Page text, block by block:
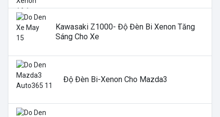
Kawasaki Z1000- Độ Đèn Bi Xenon Tăng
Sáng Cho Xe
Độ Đèn Bi-Xenon Cho Mazda3